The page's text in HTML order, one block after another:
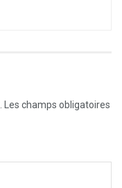
Les champs obligatoires